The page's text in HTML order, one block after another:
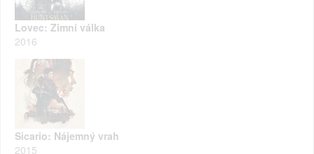
Lovec: Zimní válka
2016
Sicario: Nájemný vrah
2015